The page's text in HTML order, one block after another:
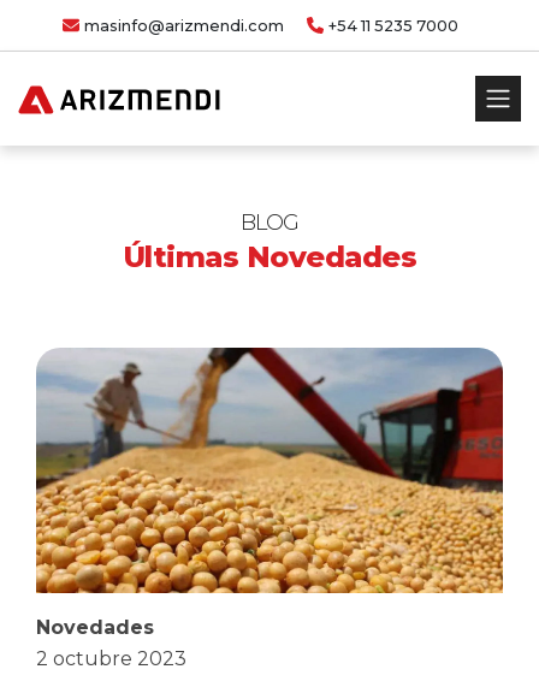
masinfo@arizmendi.com +54 11 5235 7000
BLOG
Últimas Novedades
Novedades
2 octubre 2023